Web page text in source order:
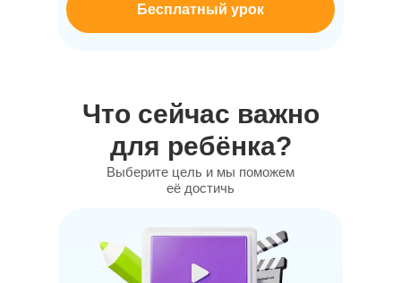
Бесплатный урок
Выберите цель и мы поможем
её достичь
Что сейчас важно
для ребёнка?